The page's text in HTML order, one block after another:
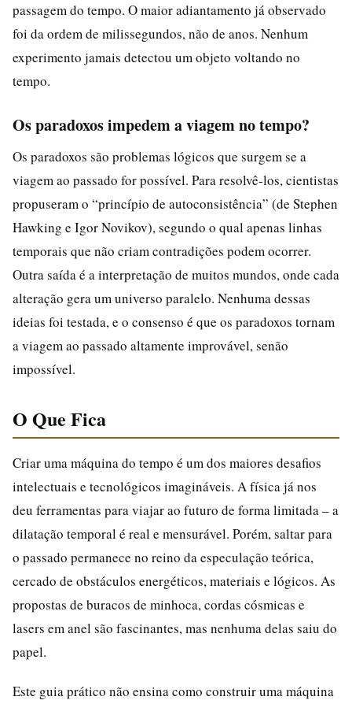
passagem do tempo. O maior adiantamento já observado
foi da ordem de milissegundos, não de anos. Nenhum
experimento jamais detectou um objeto voltando no
tempo.
Os paradoxos impedem a viagem no tempo?
Os paradoxos são problemas lógicos que surgem se a
viagem ao passado for possível. Para resolvê-los, cientistas
propuseram o “princípio de autoconsistência” (de Stephen
Hawking e Igor Novikov), segundo o qual apenas linhas
temporais que não criam contradições podem ocorrer.
Outra saída é a interpretação de muitos mundos, onde cada
alteração gera um universo paralelo. Nenhuma dessas
ideias foi testada, e o consenso é que os paradoxos tornam
a viagem ao passado altamente improvável, senão
impossível.
O Que Fica
Criar uma máquina do tempo é um dos maiores desafios
intelectuais e tecnológicos imagináveis. A física já nos
deu ferramentas para viajar ao futuro de forma limitada – a
dilatação temporal é real e mensurável. Porém, saltar para
o passado permanece no reino da especulação teórica,
cercado de obstáculos energéticos, materiais e lógicos. As
propostas de buracos de minhoca, cordas cósmicas e
lasers em anel são fascinantes, mas nenhuma delas saiu do
papel.
Este guia prático não ensina como construir uma máquina